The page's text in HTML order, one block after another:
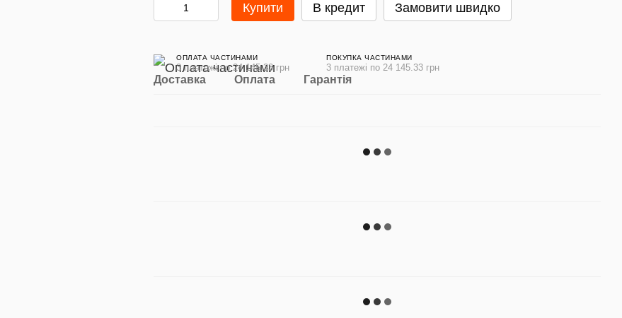
Купити В кредит Замовити швидко
ОПЛАТА ЧАСТИНАМИ
3 платежі по 24 145.33 грн
ПОКУПКА ЧАСТИНАМИ
3 платежі по 24 145.33 грн
Доставка Оплата Гарантія